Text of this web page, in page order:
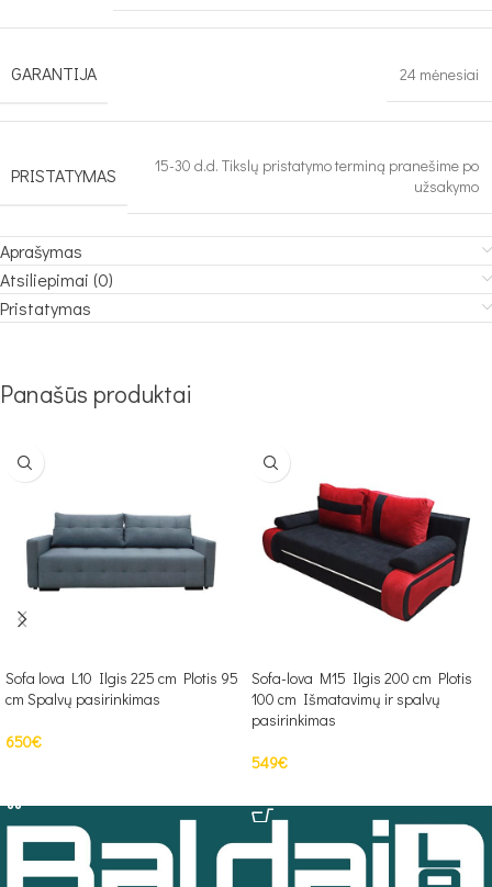
GARANTIJA 24 mėnesiai
PRISTATYMAS
15-30 d.d. Tikslų pristatymo terminą pranešime po
užsakymo
Aprašymas
Atsiliepimai (0)
Pristatymas
Panašūs produktai
Sofa lova L10 Ilgis 225 cm Plotis 95
cm Spalvų pasirinkimas
650€
Sofa-lova M15 Ilgis 200 cm Plotis
100 cm Išmatavimų ir spalvų
pasirinkimas
549€